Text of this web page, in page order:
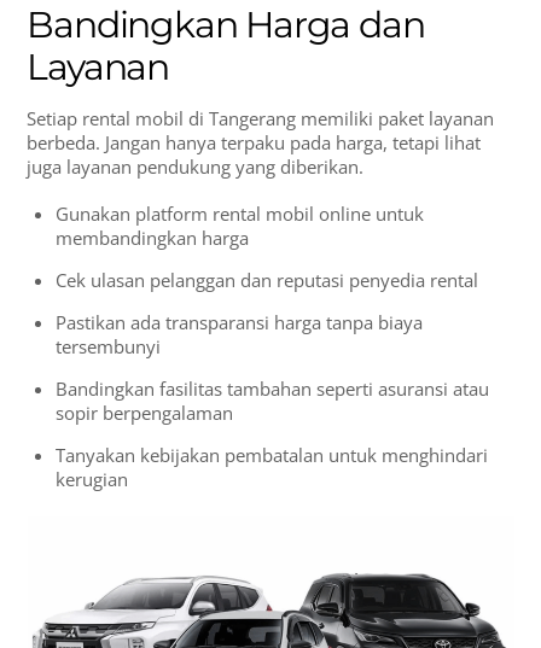
Bandingkan Harga dan
Layanan
Setiap rental mobil di Tangerang memiliki paket layanan
berbeda. Jangan hanya terpaku pada harga, tetapi lihat
juga layanan pendukung yang diberikan.
Gunakan platform rental mobil online untuk
membandingkan harga
Cek ulasan pelanggan dan reputasi penyedia rental
Pastikan ada transparansi harga tanpa biaya
tersembunyi
Bandingkan fasilitas tambahan seperti asuransi atau
sopir berpengalaman
Tanyakan kebijakan pembatalan untuk menghindari
kerugian